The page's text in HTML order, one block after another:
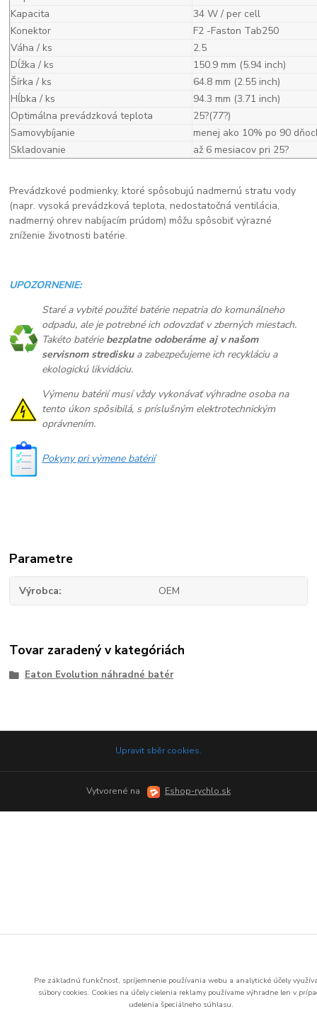
Kapacita
34 W / per cell
Konektor
F2 -Faston Tab250
Váha / ks
2.5
Dĺžka / ks
150.9 mm (5.94 inch)
Šírka / ks
64.8 mm (2.55 inch)
Hĺbka / ks
94.3 mm (3.71 inch)
Optimálna prevádzková teplota
25?(77?)
Samovybíjanie
menej ako 10% po 90
Skladovanie
až 6 mesiacov pri 25?
Prevádzkové podmienky, ktoré spôsobujú nadmernú stratu vody
(napr. vysoká prevádzková teplota, nedostatočná ventilácia,
nadmerný ohrev nabíjacím prúdom) môžu spôsobiť výrazné
zníženie životnosti batérie.
UPOZORNENIE:
Staré a vybité použité batérie nepatria do komunálneho
odpadu, ale je potrebné ich odovzdať v zberných miestach.
Takéto batérie bezplatne odoberáme aj v našom
servisnom strediskua zabezpečujeme ich recykláciu a
ekologickú likvidáciu.
Výmenu batérií musí vždy vykonávať výhradne osoba na
tento úkon spôsibilá, s príslušným elektrotechnickým
oprávnením.
Pokyny pri výmene batérií
Parametre
Výrobca OEM
Tovar zaradený v kategóriách
Eaton Evolution náhradné batér
Upravit sběr cookies.
Vytvorené na Eshop-rychlo.sk
Pre základnú funkčnosť, spríjemnenie používania webu a analytické účely
súbory cookies. Cookies na účely cielenia reklamy používame výhradne len v
udelenia špeciálneho súhlasu.